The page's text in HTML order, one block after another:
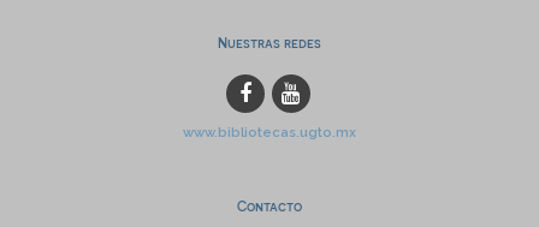
Nuestras redes
www.bibliotecas.ugto.mx
Contacto